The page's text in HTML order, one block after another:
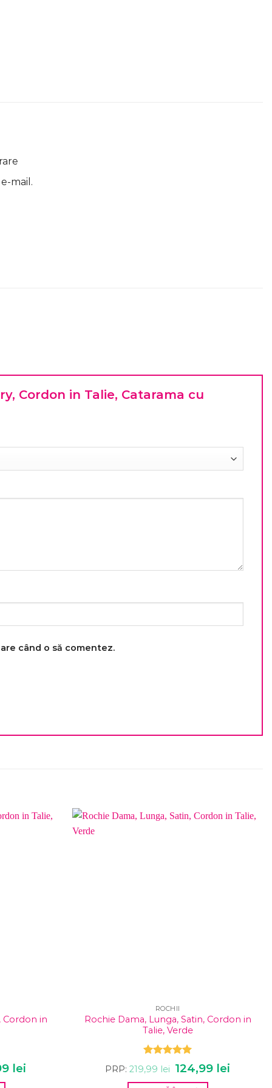
mail.
Cordon in Talie, Catarama cu
când o să comentez.
Cordon in
leiPrețul
curent
ROCHII
Rochie Dama, Lunga, Satin, Cordon in
Talie, Verde
Evaluat la
5.00 din 5
PRP: 219,99 lei Prețul
inițial
a
124,99 lei